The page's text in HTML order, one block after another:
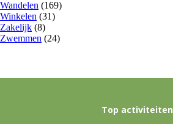
Wandelen (169)
Winkelen (31)
Zakelijk (8)
Zwemmen (24)
Top activiteiten